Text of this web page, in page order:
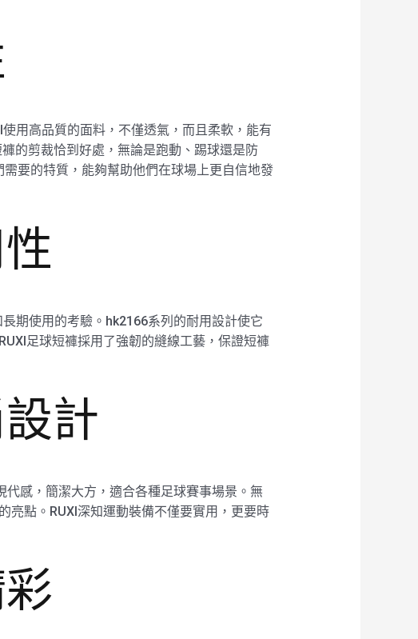
用高品質的面料，不僅透氣，而且柔軟，能有
的剪裁恰到好處，無論是跑動、踢球還是防
要的特質，能夠幫助他們在球場上更自信地發
期使用的考驗。hk2166系列的耐用設計使它
足球短褲採用了強韌的縫線工藝，保證短褲
計
感，簡潔大方，適合各種足球賽事場景。無
亮點。RUXI深知運動裝備不僅要實用，更要時